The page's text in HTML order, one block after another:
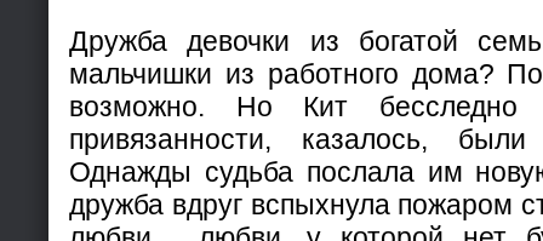
Дружба девочки из богатой
мальчишки из работного дома?
возможно. Но Кит бесследно
привязанности, казалось,
Однажды судьба послала им
дружба вдруг вспыхнула пожаром